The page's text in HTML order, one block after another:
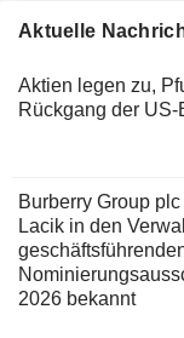
Aktuelle
Aktien legen zu,
Rückgang der
Burberry Group
Lacik in den
2026 bekannt